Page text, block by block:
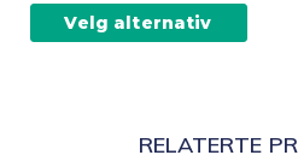
Velg alternativ
Alternativene
kan
RELATERTE